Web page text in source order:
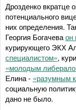
Дрозденко вкратце
потенциального
них определения.
Георгия Богачеваон
курирующего ЭКХ
специалистом»,
«молодым
Елина - «разумным
социальную
дано не было.